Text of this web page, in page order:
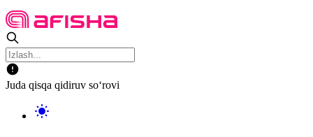
Juda qisqa qidiruv so‘rovi